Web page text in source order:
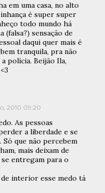
em uma casa, no alto
é super super
todo mundo há
(falsa?) sensação de
daqui quer mais é
tranquila, pra não
polícia. Beijão Ila,
2010 09:20
As pessoas
a liberdade e se
que não percebem
mais deixam de
entregam para o
de interior esse medo tá